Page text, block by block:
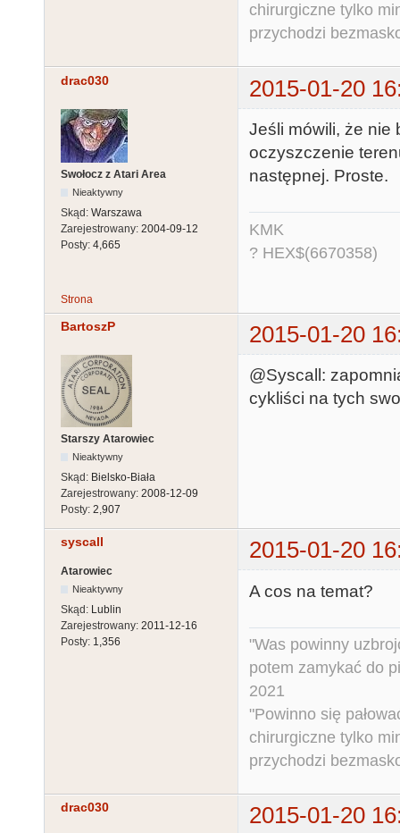
chirurgiczne tylko
przychodzi
drac030 2015-01-20
Swołocz z Atari Area
Nieaktywny
Skąd: Warszawa
Zarejestrowany: 2004-09-12
Posty: 4,665
Jeśli mówili, że nie
oczyszczenie
następnej. Proste.
KMK
? HEX$(6670358)
Strona
BartoszP 2015-01-20
Starszy Atarowiec
Nieaktywny
Skąd: Bielsko-Biała
Zarejestrowany: 2008-12-09
Posty: 2,907
@Syscall:
cykliści na tych
syscall 2015-01-20
Atarowiec
Nieaktywny
Skąd: Lublin
Zarejestrowany: 2011-12-16
Posty: 1,356
A cos na temat?
"Was powinny
potem zamykać do
2021
"Powinno się
chirurgiczne tylko
przychodzi
drac030 2015-01-20